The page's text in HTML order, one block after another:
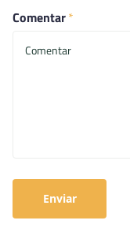
Comentar*
Enviar